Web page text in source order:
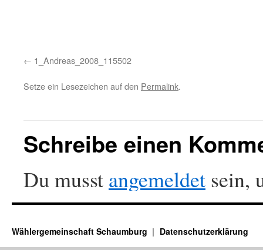
1_Andreas_2008_115502
Setze ein Lesezeichen auf den Permalink.
Schreibe einen
Du musst angemeldet sein,
Wählergemeinschaft Schaumburg Datenschutzerklärung